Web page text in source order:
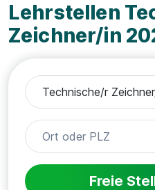
Lehrstellen
Zeichner/in
Freie